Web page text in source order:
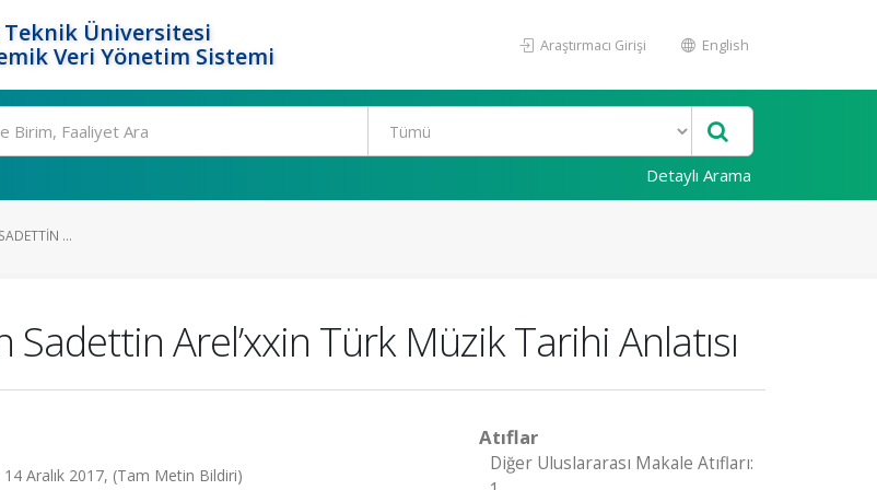
Teknik Üniversitesi
Veri Yönetim Sistemi
Araştırmacı Girişi English
Detaylı Arama
...
Arel’xxin Türk Müzik Tarihi Anlatısı
Aralık 2017, (Tam Metin Bildiri)
Atıflar
Diğer Uluslararası Makale Atıfları: